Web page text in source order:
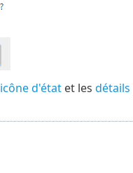
icône d'étatet les détails